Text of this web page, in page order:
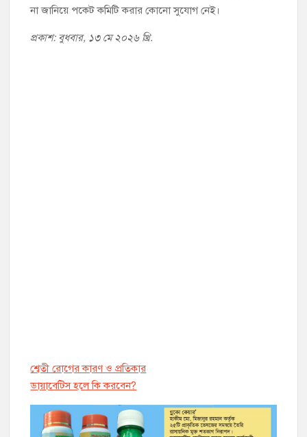
না জানিয়ে পকেট কমিটি করার কোনো সুযোগ নেই।
প্রকাশ: বুধবার, ১৩ মে ২০২৬ খ্রি.
শ্বেতী রোগের কারণ ও প্রতিকার
ডায়াবেট্সি হলে কি করবেন?